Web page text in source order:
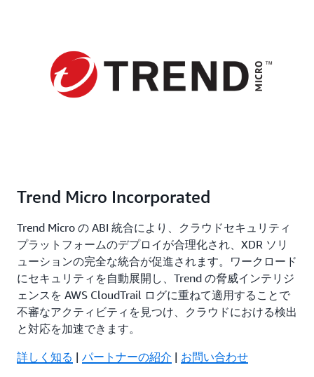
Trend Micro Incorporated
Trend Micro の ABI 統合により、クラウドセキュリティ
プラットフォームのデプロイが合理化され、XDR ソリ
ューションの完全な統合が促進されます。ワークロード
にセキュリティを自動展開し、Trend の脅威インテリジ
ェンスを AWS CloudTrail ログに重ねて適用することで
不審なアクティビティを見つけ、クラウドにおける検出
と対応を加速できます。
詳しく知る | パートナーの紹介 | お問い合わせ